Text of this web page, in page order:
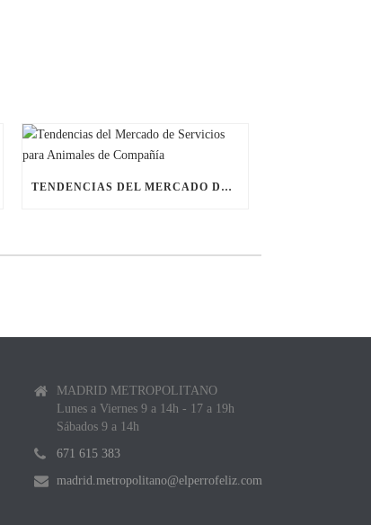
TENDENCIAS DEL MERCADO DE SERVICIOS PARA ANIMALES DE COMPAÑÍA
MADRID METROPOLITANO
Lunes a Viernes 9 a 14h - 17 a 19h
Sábados 9 a 14h
671 615 383
madrid.metropolitano@elperrofeliz.com